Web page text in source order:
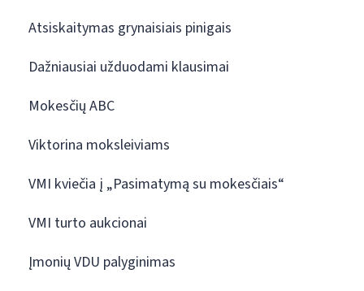
Atsiskaitymas grynaisiais pinigais
Dažniausiai užduodami klausimai
Mokesčių ABC
Viktorina moksleiviams
VMI kviečia į „Pasimatymą su mokesčiais“
VMI turto aukcionai
Įmonių VDU palyginimas